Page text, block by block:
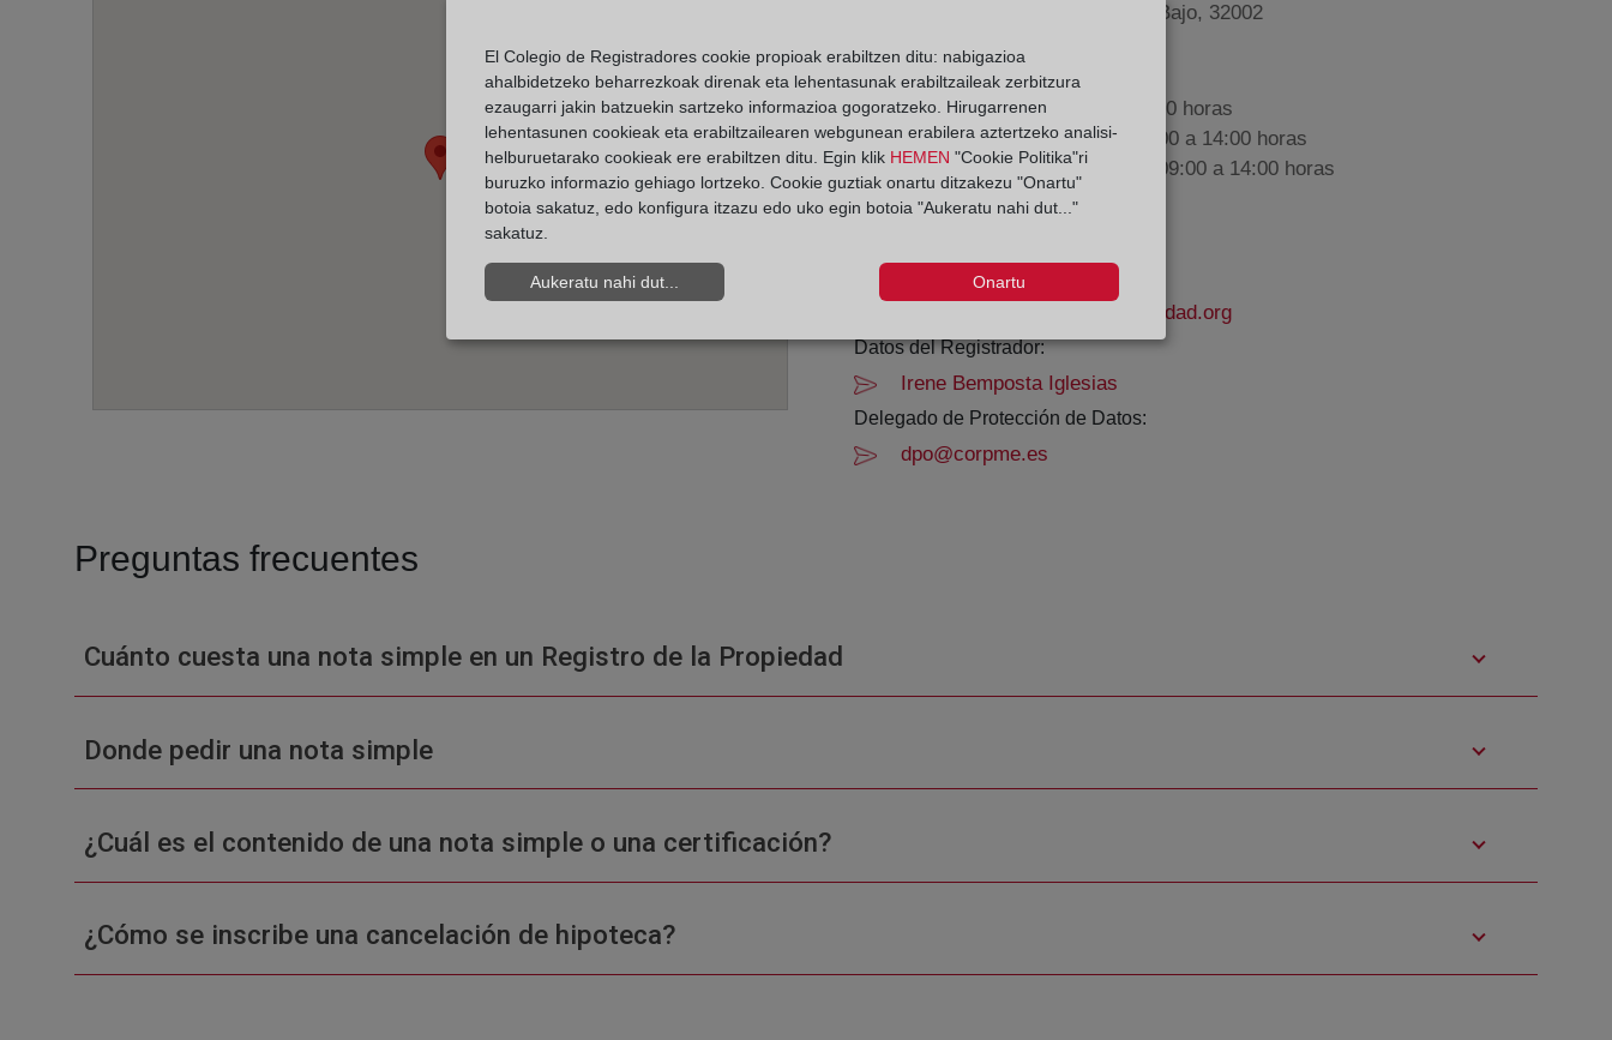
Rúa Francisco Llorens Díaz, 23 - Bajo, 32002
Horario:
De lunes a viernes de 09:00 a 17:00 horas
Agosto: De lunes a viernes de 09:00 a 14:00 horas
Los días 24 y 31 de diciembre de 09:00 a 14:00 horas
(988) 21 28 42
ourense1@registrodelapropiedad.org
Datos del Registrador:
Irene Bemposta Iglesias
Delegado de Protección de Datos:
dpo@corpme.es
Preguntas frecuentes
Cuánto cuesta una nota simple en un Registro de la Propiedad
Donde pedir una nota simple
¿Cuál es el contenido de una nota simple o una certificación?
¿Cómo se inscribe una cancelación de hipoteca?
El Colegio de Registradores cookie propioak erabiltzen ditu: nabigazioa
ahalbidetzeko beharrezkoak direnak eta lehentasunak erabiltzaileak zerbitzura
ezaugarri jakin batzuekin sartzeko informazioa gogoratzeko. Hirugarrenen
lehentasunen cookieak eta erabiltzailearen webgunean erabilera aztertzeko analisi-
helburuetarako cookieak ere erabiltzen ditu. Egin klik HEMEN "Cookie Politika"ri
buruzko informazio gehiago lortzeko. Cookie guztiak onartu ditzakezu "Onartu"
botoia sakatuz, edo konfigura itzazu edo uko egin botoia "Aukeratu nahi dut..."
sakatuz.
Aukeratu nahi dut... Onartu